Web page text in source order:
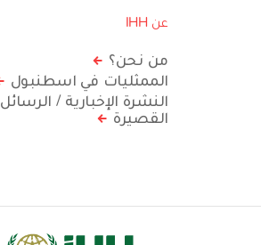
عن IHH
من نحن؟
الممثليات في اسطنبول
النشرة الإخبارية / الرسائل
القصيرة